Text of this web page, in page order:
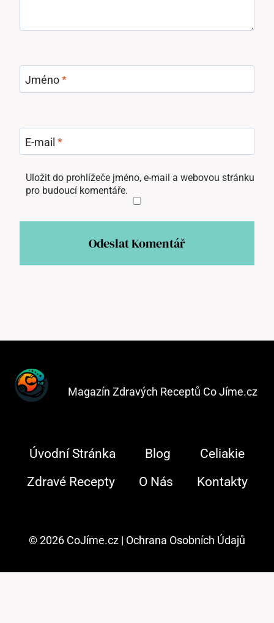
Jméno*
E-mail *
Uložit do prohlížeče jméno, e-mail a webovou stránku
pro budoucí komentáře.
Magazín Zdravých Receptů Co Jíme.cz
Úvodní Stránka Blog
Celiakie
Zdravé Recepty
O Nás Kontakty
© 2026 CoJíme.cz | Ochrana Osobních Údajů